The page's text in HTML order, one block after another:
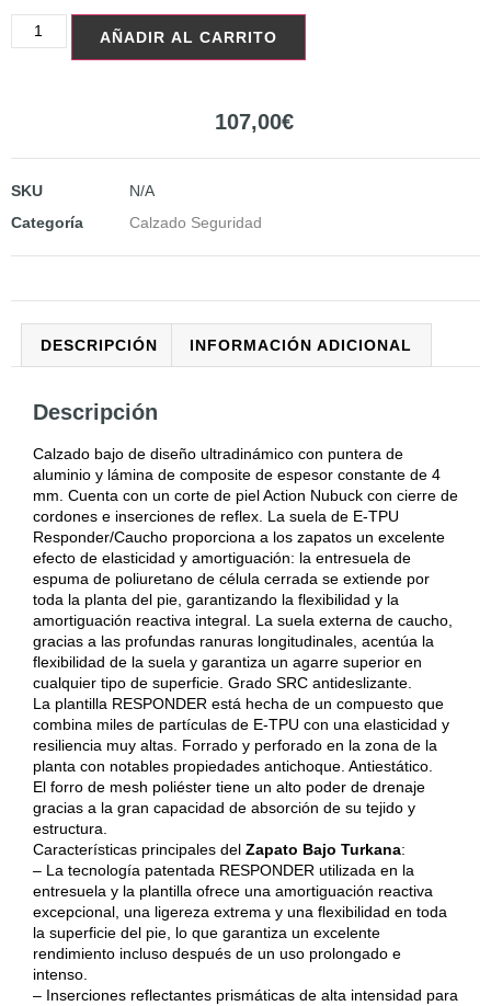
AÑADIR AL CARRITO
107,00€
SKU
N/A
Categoría
Calzado Seguridad
DESCRIPCIÓN INFORMACIÓN ADICIONAL
Descripción
Calzado bajo de diseño ultradinámico con puntera de
aluminio y lámina de composite de espesor constante de 4
mm. Cuenta con un corte de piel Action Nubuck con cierre de
cordones e inserciones de reflex. La suela de E-TPU
Responder/Caucho proporciona a los zapatos un excelente
efecto de elasticidad y amortiguación: la entresuela de
espuma de poliuretano de célula cerrada se extiende por
toda la planta del pie, garantizando la flexibilidad y la
amortiguación reactiva integral. La suela externa de caucho,
gracias a las profundas ranuras longitudinales, acentúa la
flexibilidad de la suela y garantiza un agarre superior en
cualquier tipo de superficie. Grado SRC antideslizante.
La plantilla RESPONDER está hecha de un compuesto que
combina miles de partículas de E-TPU con una elasticidad y
resiliencia muy altas. Forrado y perforado en la zona de la
planta con notables propiedades antichoque. Antiestático.
El forro de mesh poliéster tiene un alto poder de drenaje
gracias a la gran capacidad de absorción de su tejido y
estructura.
Características principales del Zapato Bajo Turkana:
– La tecnología patentada RESPONDER utilizada en la
entresuela y la plantilla ofrece una amortiguación reactiva
excepcional, una ligereza extrema y una flexibilidad en toda
la superficie del pie, lo que garantiza un excelente
rendimiento incluso después de un uso prolongado e
intenso.
– Inserciones reflectantes prismáticas de alta intensidad para